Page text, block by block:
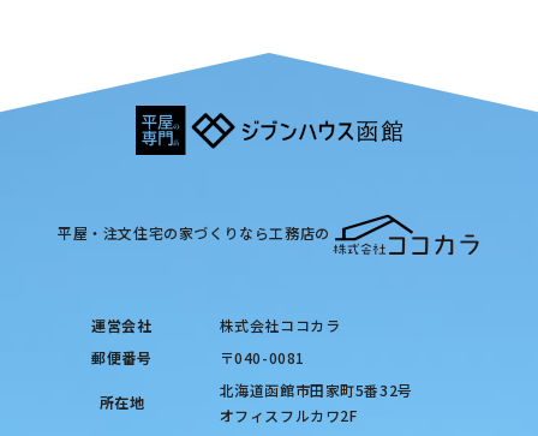
平屋・注文住宅の家づくりなら工務店の
運営会社
株式会社ココカラ
郵便番号
〒040-0081
所在地
北海道函館市田家町5番32号
オフィスフルカワ2F